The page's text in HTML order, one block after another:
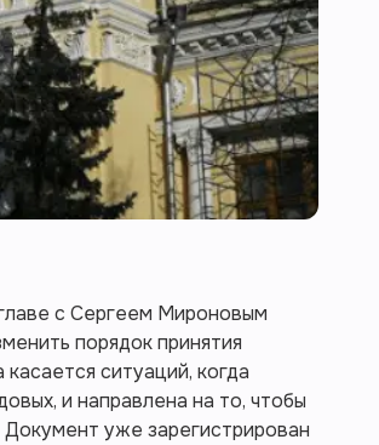
с Сергеем Мироновым
порядок принятия
ситуаций, когда
и направлена на то, чтобы
уже зарегистрирован